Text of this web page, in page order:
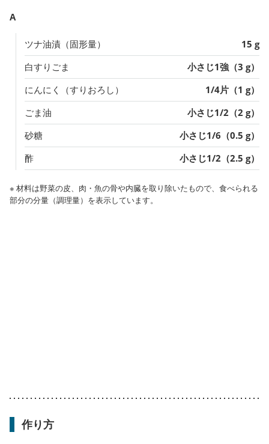
A
ツナ油漬（固形量）
15 g
白すりごま
小さじ1強（3 g）
にんにく（すりおろし）
1/4片（1 g）
ごま油
小さじ1/2（2 g）
砂糖
小さじ1/6（0.5 g）
酢
小さじ1/2（2.5 g）
※ 材料は野菜の皮、肉・魚の骨や内臓を取り除いたもので、食べられる
部分の分量（調理量）を表示しています。
作り方